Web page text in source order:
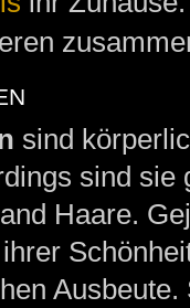
sind
sind sie
Haare.
Ausbeute.